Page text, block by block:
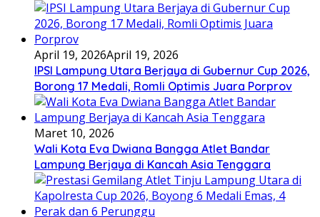
April 19, 2026April 19, 2026
IPSI Lampung Utara Berjaya di Gubernur Cup 2026,
Borong 17 Medali, Romli Optimis Juara Porprov
Maret 10, 2026
Wali Kota Eva Dwiana Bangga Atlet Bandar
Lampung Berjaya di Kancah Asia Tenggara